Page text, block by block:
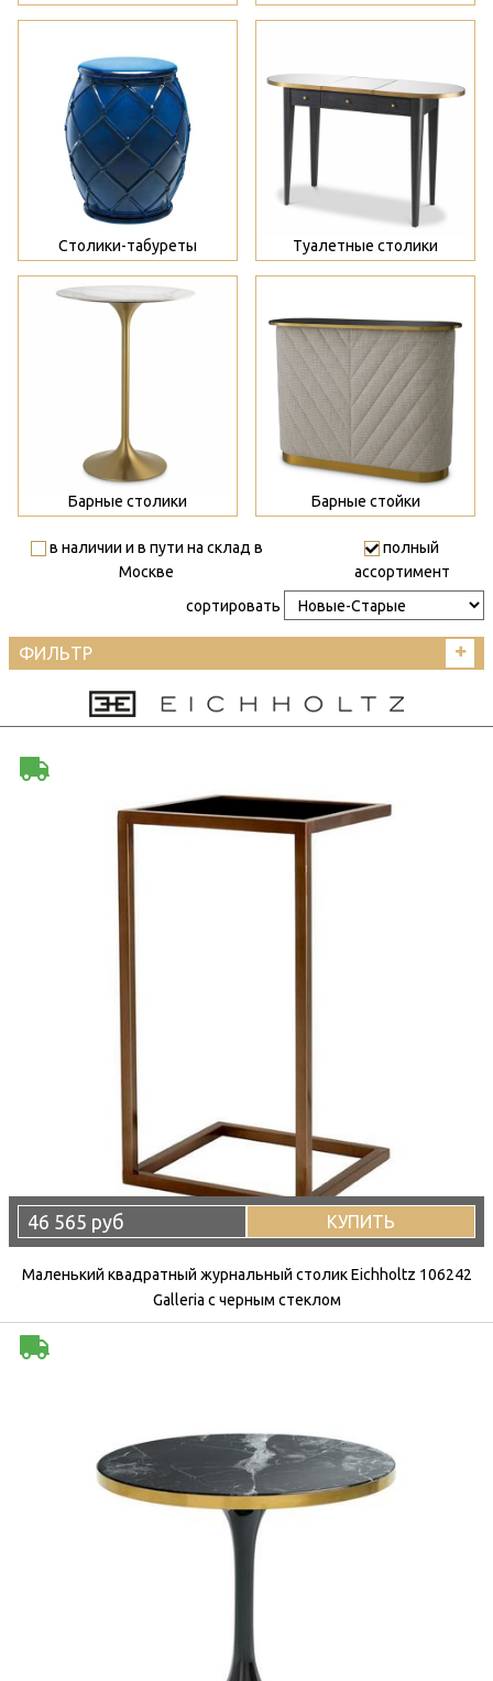
Столики-табуреты Туалетные столики
Барные столики Барные стойки
в наличии и в пути на склад в
Москве
полный
ассортимент
сортировать
ФИЛЬТР
46 565 руб КУПИТЬ
Маленький квадратный журнальный столик Eichholtz 106242
Galleria с черным стеклом